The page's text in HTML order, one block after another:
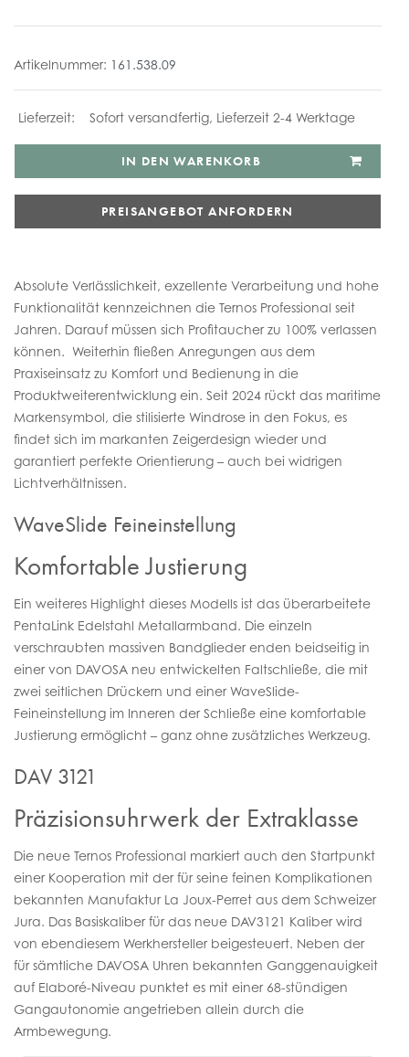
Artikelnummer: 161.538.09
Sofort versandfertig, Lieferzeit 2-4 Werktage
IN DEN WARENKORB
PREISANGEBOT ANFORDERN
Absolute Verlässlichkeit, exzellente Verarbeitung und hohe
Funktionalität kennzeichnen die Ternos Professional seit
Jahren. Darauf müssen sich Profitaucher zu 100% verlassen
können. Weiterhin fließen Anregungen aus dem
Praxiseinsatz zu Komfort und Bedienung in die
Produktweiterentwicklung ein. Seit 2024 rückt das maritime
Markensymbol, die stilisierte Windrose in den Fokus, es
findet sich im markanten Zeigerdesign wieder und
garantiert perfekte Orientierung – auch bei widrigen
Lichtverhältnissen.
WaveSlide Feineinstellung
Komfortable Justierung
Ein weiteres Highlight dieses Modells ist das überarbeitete
PentaLink Edelstahl Metallarmband. Die einzeln
verschraubten massiven Bandglieder enden beidseitig in
einer von DAVOSA neu entwickelten Faltschließe, die mit
zwei seitlichen Drückern und einer WaveSlide-
Feineinstellung im Inneren der Schließe eine komfortable
Justierung ermöglicht – ganz ohne zusätzliches Werkzeug.
DAV 3121
Präzisionsuhrwerk der Extraklasse
Die neue Ternos Professional markiert auch den Startpunkt
einer Kooperation mit der für seine feinen Komplikationen
bekannten Manufaktur La Joux-Perret aus dem Schweizer
Jura. Das Basiskaliber für das neue DAV3121 Kaliber wird
von ebendiesem Werkhersteller beigesteuert. Neben der
für sämtliche DAVOSA Uhren bekannten Ganggenauigkeit
auf Elaboré-Niveau punktet es mit einer 68-stündigen
Gangautonomie angetrieben allein durch die
Armbewegung.